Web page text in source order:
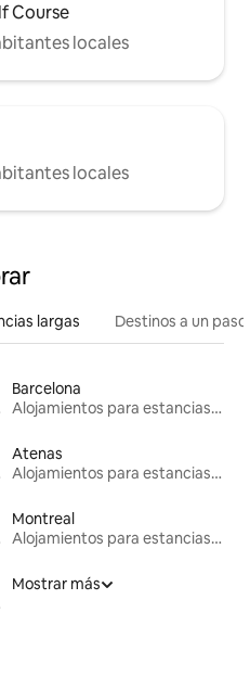
Course
locales
locales
largas Destinos a un
Barcelona
Alojamientos para estancias largas
Atenas
Alojamientos para estancias largas
Montreal
Alojamientos para estancias largas
Mostrar más